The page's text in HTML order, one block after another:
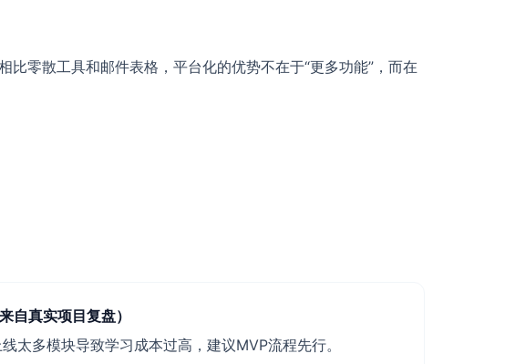
零散工具和邮件表格，平台化的优势不在于“更多功能”，而在
自真实项目复盘）
太多模块导致学习成本过高，建议MVP流程先行。